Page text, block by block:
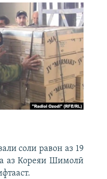
соли равон аз 19
аз Кореяи Шимолӣ